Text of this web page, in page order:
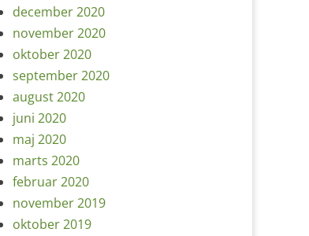
december 2020
november 2020
oktober 2020
september 2020
august 2020
juni 2020
maj 2020
marts 2020
februar 2020
november 2019
oktober 2019